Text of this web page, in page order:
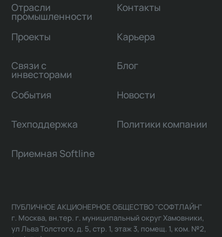
Отрасли
промышленности
Проекты
Связи с
инвесторами
Контакты
Карьера
Блог
События Новости
Техподдержка Политики компании
Приемная Softline
ПУБЛИЧНОЕ АКЦИОНЕРНОЕ ОБЩЕСТВО "СОФТЛАЙН"
г. Москва, вн.тер. г. муниципальный округ Хамовники,
ул Льва Толстого, д. 5, стр. 1, этаж 3, помещ. 1, ком. №2,